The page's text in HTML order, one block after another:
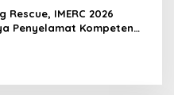
Rescue, IMERC 2026
Penyelamat Kompeten